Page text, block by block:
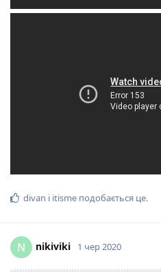
divan і itisme подобається це.
N nikiviki 1 чер 2020